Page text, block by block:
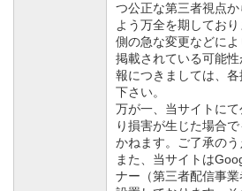
つ公正な第三者視点
よう万全を期してお
側の急な変更などに
掲載されている可能
報につきましては、
下さい。
万が一、当サイトに
り損害が生じた場合
かねます。ご了承のう
また、当サイトは
ナー（第三者配信事